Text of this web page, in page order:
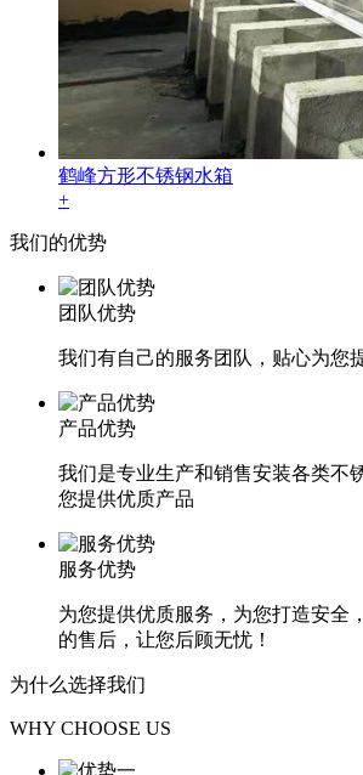
鹤峰方形不锈钢水箱
+
我们的优势
团队优势
我们有自己的服务团队，贴心为您
产品优势
我们是专业生产和销售安装各类不
您提供优质产品
服务优势
为您提供优质服务，为您打造安全
的售后，让您后顾无忧！
为什么选择我们
WHY CHOOSE US